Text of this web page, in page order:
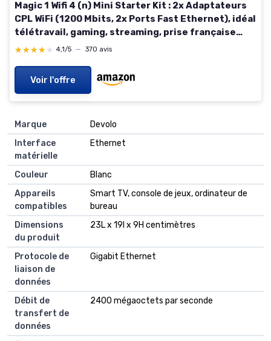
Magic 1 Wifi 4 (n) Mini Starter Kit : 2x Adaptateurs
CPL WiFi (1200 Mbits, 2x Ports Fast Ethernet), idéal
télétravail, gaming, streaming, prise française
Magic 1 WiFi mini Kit de démarrage
★★★★★
★★★★★ 4,1/5 — 370 avis
Voir l'offre
Marque
Devolo
Interface
matérielle
Ethernet
Couleur
Blanc
Appareils
compatibles
Smart TV, console de jeux, ordinateur de
bureau
Dimensions
du produit
23L x 19l x 9H centimètres
Protocole de
liaison de
données
Gigabit Ethernet
Débit de
transfert de
données
2400 mégaoctets par seconde